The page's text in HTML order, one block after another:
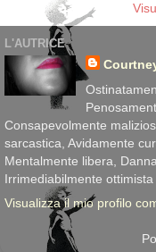
L'AUTRICE
Consapevolmente
sarcastica, Avidamente
Mentalmente libera,
Irrimediabilmente ottimista
Visualizza il mio profilo